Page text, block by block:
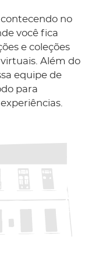
no
você fica
e coleções
Além do
equipe de
para